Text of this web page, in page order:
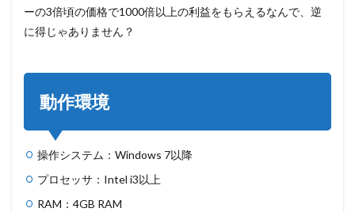
ーの3倍頃の価格で1000倍以上の利益をもらえるなんで、逆
に得じゃありません？
動作環境
操作システム：Windows 7以降
プロセッサ：Intel i3以上
RAM：4GB RAM